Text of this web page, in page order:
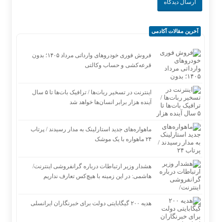
آخرین مقالات آکادمی
فروش فوری خودروهای وارداتی مرداد ۱۴۰۵؛ بدون
قرعه‌کشی و حساب وکالتی
اینترنت در تسخیر ربات‌ها / ترافیک بات‌ها تا ۵ سال
آینده هزار برابر انسان‌ها خواهد شد
ماهواره‌های جدید استارلینک به مدار رسیدند / پرتاب
۲۴ ماهواره با یک موشک
هشدار وزیر ارتباطات درباره گرانفروشی اینترنت/
هاشمی: در این زمینه با هیچ‌کس تعارف نداریم
هدیه ۲۰۰ گیگابایتی دولت برای خبرنگاران ایرانسلی